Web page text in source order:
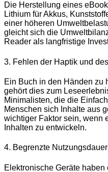
Die Herstellung eines
Lithium für Akkus,
einer höheren
gleicht sich die
Reader als langfristige
3. Fehlen der Haptik und
Ein Buch in den Händen zu
gehört dies zum
Minimalisten, die die
Menschen sich Inhalte aus
wichtiger Faktor sein, wenn
Inhalten zu entwickeln.
4. Begrenzte
Elektronische Geräte